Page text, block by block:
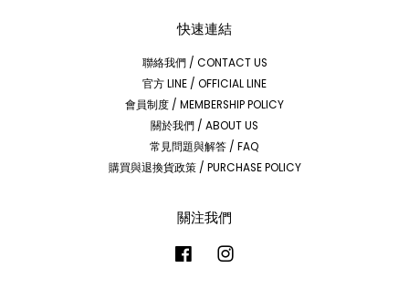
快速連結
聯絡我們 / CONTACT US
官方 LINE / OFFICIAL LINE
會員制度 / MEMBERSHIP POLICY
關於我們 / ABOUT US
常見問題與解答 / FAQ
購買與退換貨政策 / PURCHASE POLICY
關注我們
Facebook